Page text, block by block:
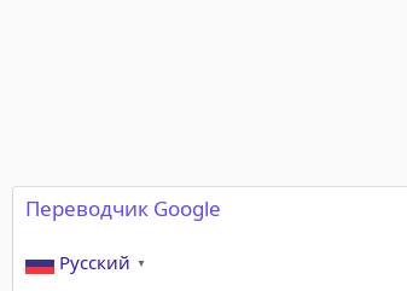
Переводчик Google
Русский ▼